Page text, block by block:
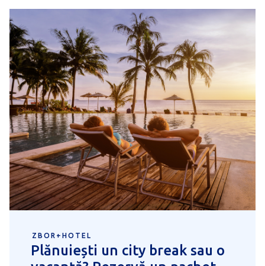
ZBOR+HOTEL
Plănuiești un city break sau o